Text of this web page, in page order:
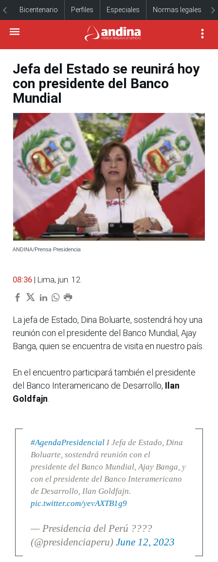
Bicentenario Perfiles Especiales Normas legales
Jefa del Estado se reunirá hoy
con presidente del Banco
Mundial
ANDINA/Prensa Presidencia
08:36 | Lima, jun. 12.
La jefa de Estado, Dina Boluarte, sostendrá hoy una
reunión con el presidente del Banco Mundial, Ajay
Banga, quien se encuentra de visita en nuestro país.
En el encuentro participará también el presidente
del Banco Interamericano de Desarrollo, Ilan
Goldfajn
#AgendaPresidencialI Jefa de Estado, Dina
Boluarte, sostendrá reunión con el
presidente del Banco Mundial, Ajay Banga, y
con el presidente del Banco Interamericano
de Desarrollo, Ilan Goldfajn.
pic.twitter.com/yevAXTB1g9
— Presidencia del Perú ????
(@presidenciaperu) June 12, 2023